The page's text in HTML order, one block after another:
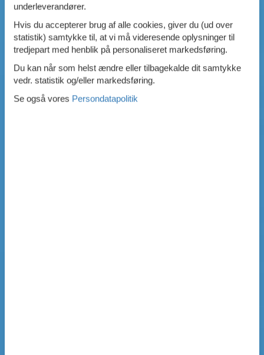
underleverandører.
Hvis du accepterer brug af alle cookies, giver du (ud over
statistik) samtykke til, at vi må videresende oplysninger til
tredjepart med henblik på personaliseret markedsføring.
Du kan når som helst ændre eller tilbagekalde dit samtykke
vedr. statistik og/eller markedsføring.
Se også vores Persondatapolitik